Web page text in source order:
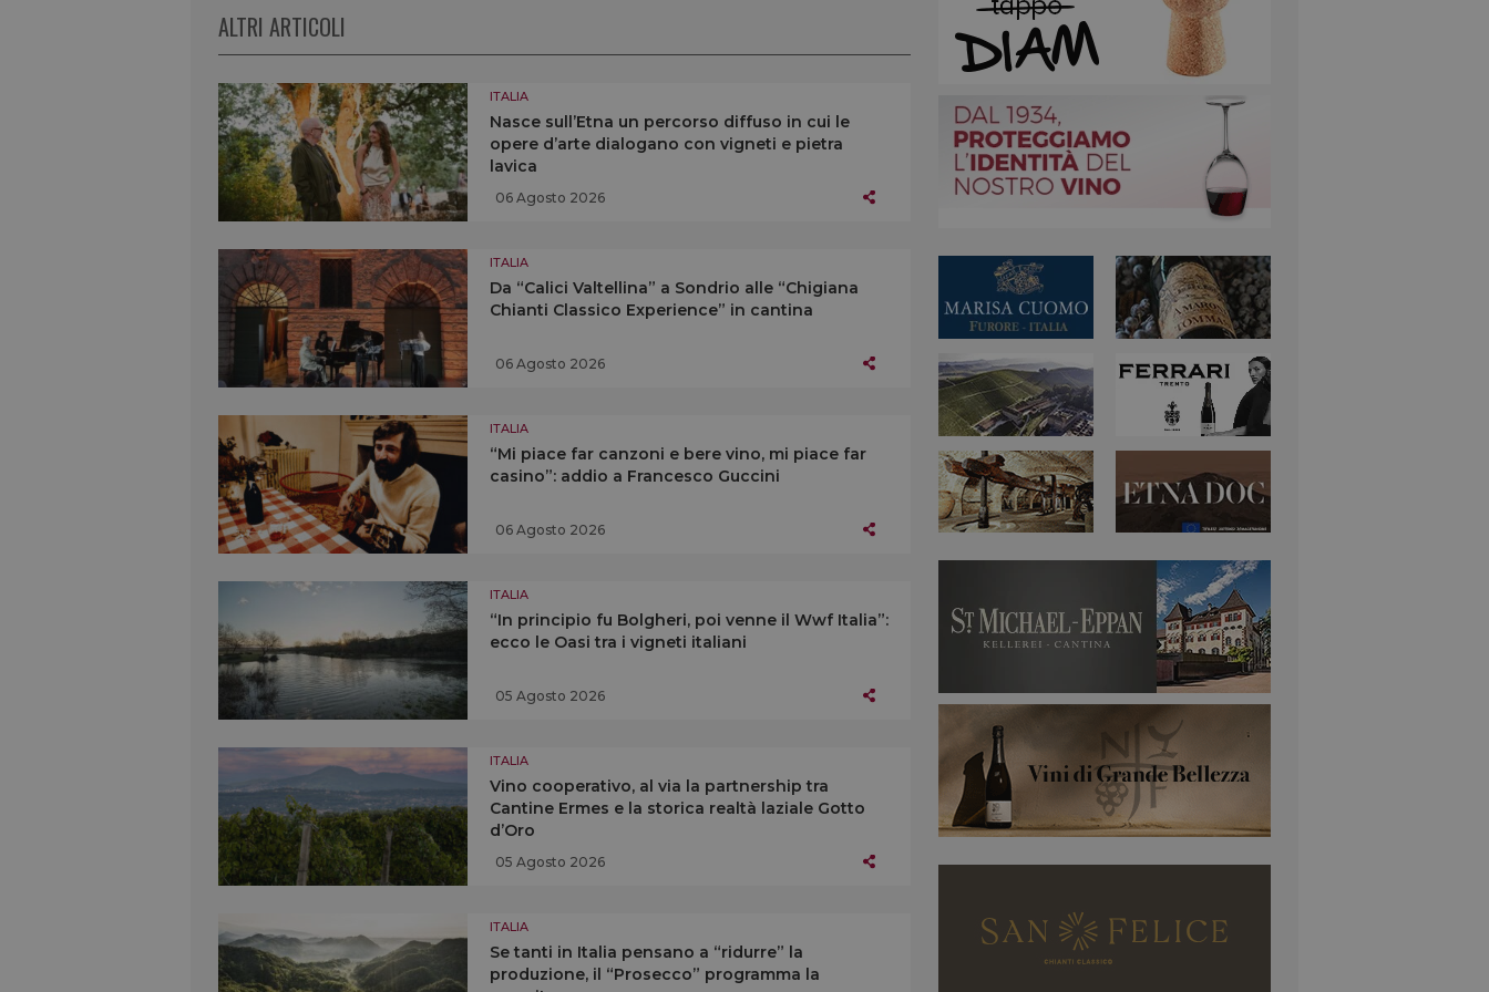
ALTRI ARTICOLI
ITALIA
Nasce sull’Etna un percorso diffuso in cui le
opere d’arte dialogano con vigneti e pietra
lavica
06 Agosto 2026
ITALIA
Da “Calici Valtellina” a Sondrio alle “Chigiana
Chianti Classico Experience” in cantina
06 Agosto 2026
ITALIA
“Mi piace far canzoni e bere vino, mi piace far
casino”: addio a Francesco Guccini
06 Agosto 2026
ITALIA
“In principio fu Bolgheri, poi venne il Wwf Italia”:
ecco le Oasi tra i vigneti italiani
05 Agosto 2026
ITALIA
Vino cooperativo, al via la partnership tra
Cantine Ermes e la storica realtà laziale Gotto
d’Oro
05 Agosto 2026
ITALIA
Se tanti in Italia pensano a “ridurre” la
produzione, il “Prosecco” programma la